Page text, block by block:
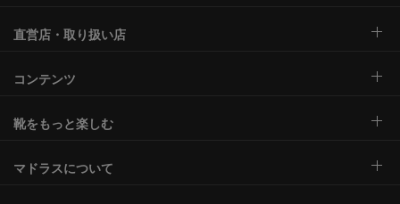
直営店・取り扱い店
コンテンツ
靴をもっと楽しむ
マドラスについて